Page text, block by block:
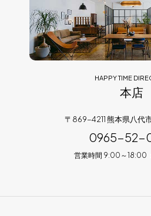
HAPPY TIME
本店
〒869-4211 熊本県八代
0965-52-
営業時間 9:00～18:00